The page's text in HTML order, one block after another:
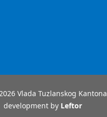
Vlada Tuzlanskog
development by Leftor